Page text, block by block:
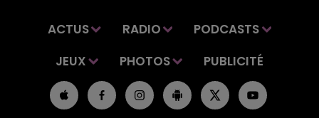
ACTUS RADIO
PODCASTS
JEUX
PHOTOS PUBLICITÉ